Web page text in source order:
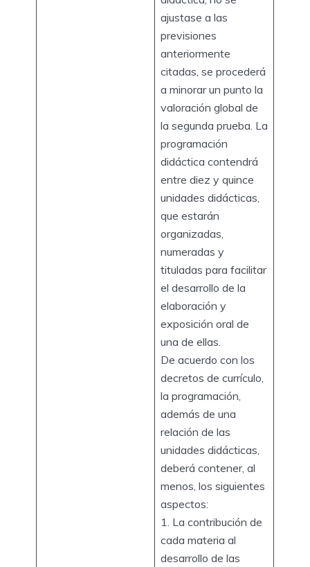
ajustase a las
previsiones
anteriormente
citadas, se procederá
a minorar un punto la
valoración global de
la segunda prueba. La
programación
didáctica contendrá
entre diez y quince
unidades didácticas,
que estarán
organizadas,
numeradas y
tituladas para facilitar
el desarrollo de la
elaboración y
exposición oral de
una de ellas.
De acuerdo con los
decretos de currículo,
la programación,
además de una
relación de las
unidades didácticas,
deberá contener, al
menos, los siguientes
aspectos:
1. La contribución de
cada materia al
desarrollo de las